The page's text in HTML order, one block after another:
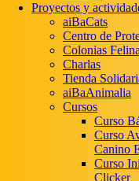
Proyectos y
aiBaCats
Centro de
Colonias
Charlas
Tienda
aiBaAnimalia
Cursos
Curso
Curso
Canino
Curso
Clicker